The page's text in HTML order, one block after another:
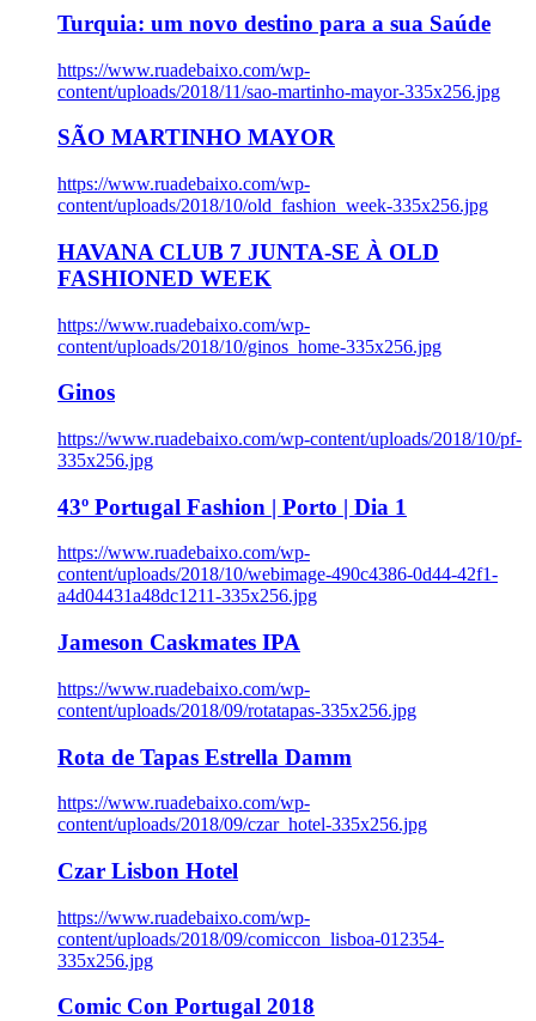
Turquia: um novo destino para a sua Saúde
https://www.ruadebaixo.com/wp-
content/uploads/2018/11/sao-martinho-mayor-335x256.jpg
SÃO MARTINHO MAYOR
https://www.ruadebaixo.com/wp-
content/uploads/2018/10/old_fashion_week-335x256.jpg
HAVANA CLUB 7 JUNTA-SE À OLD
FASHIONED WEEK
https://www.ruadebaixo.com/wp-
content/uploads/2018/10/ginos_home-335x256.jpg
Ginos
https://www.ruadebaixo.com/wp-content/uploads/2018/10/pf-
335x256.jpg
43º Portugal Fashion | Porto | Dia 1
https://www.ruadebaixo.com/wp-
content/uploads/2018/10/webimage-490c4386-0d44-42f1-
a4d04431a48dc1211-335x256.jpg
Jameson Caskmates IPA
https://www.ruadebaixo.com/wp-
content/uploads/2018/09/rotatapas-335x256.jpg
Rota de Tapas Estrella Damm
https://www.ruadebaixo.com/wp-
content/uploads/2018/09/czar_hotel-335x256.jpg
Czar Lisbon Hotel
https://www.ruadebaixo.com/wp-
content/uploads/2018/09/comiccon_lisboa-012354-
335x256.jpg
Comic Con Portugal 2018